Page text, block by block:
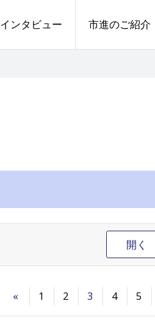
インタビュー 市進のご紹介
開く
« 1 2 3 4 5